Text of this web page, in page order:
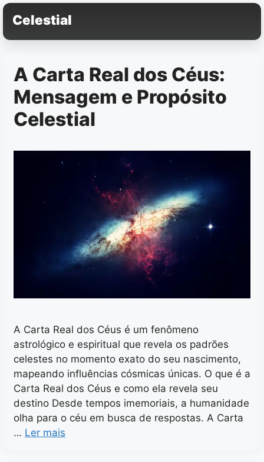
Pular
para
o
Celestial
A Carta Real dos Céus:
Mensagem e Propósito
Celestial
A Carta Real dos Céus é um fenômeno
astrológico e espiritual que revela os padrões
celestes no momento exato do seu nascimento,
mapeando influências cósmicas únicas. O que é a
Carta Real dos Céus e como ela revela seu
destino Desde tempos imemoriais, a humanidade
olha para o céu em busca de respostas. A Carta
… Ler mais